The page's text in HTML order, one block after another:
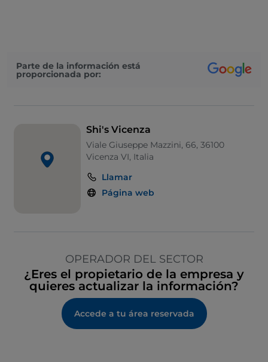
Parte de la información está
proporcionada por:
Shi's Vicenza
Viale Giuseppe Mazzini, 66, 36100
Vicenza VI, Italia
Llamar
Página web
OPERADOR DEL SECTOR
¿Eres el propietario de la empresa y
quieres actualizar la información?
Accede a tu área reservada